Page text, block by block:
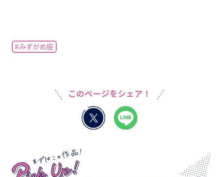
#みずがめ座
このページをシェア！